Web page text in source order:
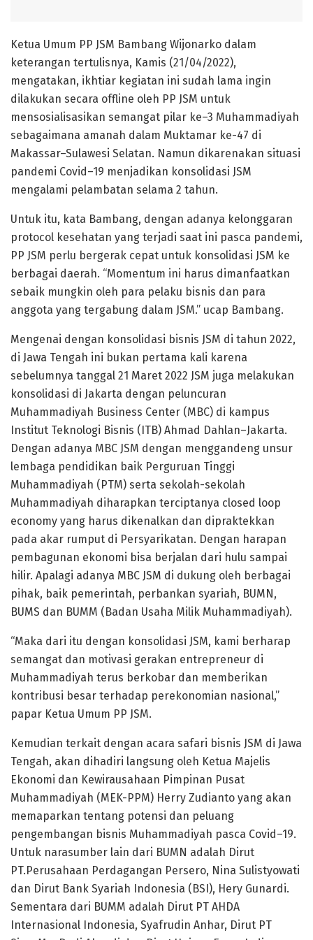
Ketua Umum PP JSM Bambang Wijonarko dalam
keterangan tertulisnya, Kamis (21/04/2022),
mengatakan, ikhtiar kegiatan ini sudah lama ingin
dilakukan secara offline oleh PP JSM untuk
mensosialisasikan semangat pilar ke–3 Muhammadiyah
sebagaimana amanah dalam Muktamar ke-47 di
Makassar–Sulawesi Selatan. Namun dikarenakan situasi
pandemi Covid–19 menjadikan konsolidasi JSM
mengalami pelambatan selama 2 tahun.
Untuk itu, kata Bambang, dengan adanya kelonggaran
protocol kesehatan yang terjadi saat ini pasca pandemi,
PP JSM perlu bergerak cepat untuk konsolidasi JSM ke
berbagai daerah. “Momentum ini harus dimanfaatkan
sebaik mungkin oleh para pelaku bisnis dan para
anggota yang tergabung dalam JSM.” ucap Bambang.
Mengenai dengan konsolidasi bisnis JSM di tahun 2022,
di Jawa Tengah ini bukan pertama kali karena
sebelumnya tanggal 21 Maret 2022 JSM juga melakukan
konsolidasi di Jakarta dengan peluncuran
Muhammadiyah Business Center (MBC) di kampus
Institut Teknologi Bisnis (ITB) Ahmad Dahlan–Jakarta.
Dengan adanya MBC JSM dengan menggandeng unsur
lembaga pendidikan baik Perguruan Tinggi
Muhammadiyah (PTM) serta sekolah-sekolah
Muhammadiyah diharapkan terciptanya closed loop
economy yang harus dikenalkan dan dipraktekkan
pada akar rumput di Persyarikatan. Dengan harapan
pembagunan ekonomi bisa berjalan dari hulu sampai
hilir. Apalagi adanya MBC JSM di dukung oleh berbagai
pihak, baik pemerintah, perbankan syariah, BUMN,
BUMS dan BUMM (Badan Usaha Milik Muhammadiyah).
“Maka dari itu dengan konsolidasi JSM, kami berharap
semangat dan motivasi gerakan entrepreneur di
Muhammadiyah terus berkobar dan memberikan
kontribusi besar terhadap perekonomian nasional,”
papar Ketua Umum PP JSM.
Kemudian terkait dengan acara safari bisnis JSM di Jawa
Tengah, akan dihadiri langsung oleh Ketua Majelis
Ekonomi dan Kewirausahaan Pimpinan Pusat
Muhammadiyah (MEK-PPM) Herry Zudianto yang akan
memaparkan tentang potensi dan peluang
pengembangan bisnis Muhammadiyah pasca Covid–19.
Untuk narasumber lain dari BUMN adalah Dirut
PT.Perusahaan Perdagangan Persero, Nina Sulistyowati
dan Dirut Bank Syariah Indonesia (BSI), Hery Gunardi.
Sementara dari BUMM adalah Dirut PT AHDA
Internasional Indonesia, Syafrudin Anhar, Dirut PT